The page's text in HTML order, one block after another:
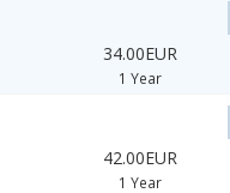
34.00EUR
1 Year
42.00EUR
1 Year